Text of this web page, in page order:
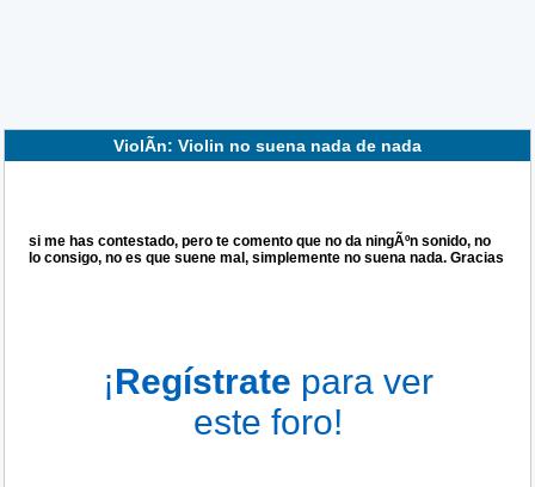
ViolÃ­n: Violin no suena nada de nada
si me has contestado, pero te comento que no da ningÃºn sonido, no
lo consigo, no es que suene mal, simplemente no suena nada. Gracias
¡Regístrate para ver
este foro!